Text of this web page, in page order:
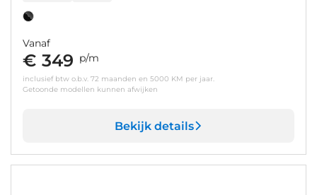
Vanaf
€ 349 p/m
inclusief btw o.b.v. 72 maanden en 5000 KM per jaar.
Getoonde modellen kunnen afwijken
Bekijk details